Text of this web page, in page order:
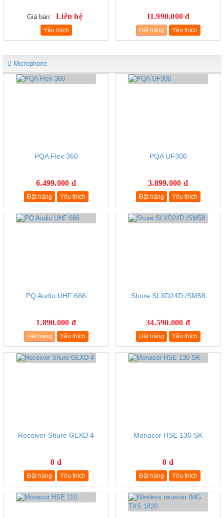
Giá bán: Liên hệ
Yêu thích
11.990.000 đ
Hết hàng Yêu thích
Microphone
PQA Flex 360
6.499.000 đ
Đặt hàng Yêu thích
PQA UF306
3.899.000 đ
Đặt hàng Yêu thích
PQ Audio UHF 666
1.890.000 đ
Hết hàng Yêu thích
Shure SLXD24D /SM58
34.590.000 đ
Đặt hàng Yêu thích
Receiver Shure GLXD 4
0 đ
Đặt hàng Yêu thích
Monacor HSE 130 SK
0 đ
Đặt hàng Yêu thích